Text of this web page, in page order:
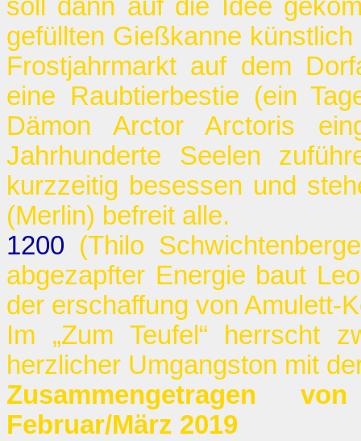
soll dann auf die Idee
gefüllten Gießkanne
Frostjahrmarkt auf dem
eine Raubtierbestie (ein
Dämon Arctor Arctoris
Jahrhunderte Seelen
kurzzeitig besessen und
(Merlin) befreit alle.
1200 (Thilo
abgezapfter Energie baut
der erschaffung von Amulett-
Im „Zum Teufel“ herrscht
herzlicher Umgangston mit
Zusammengetragen
Februar/März 2019